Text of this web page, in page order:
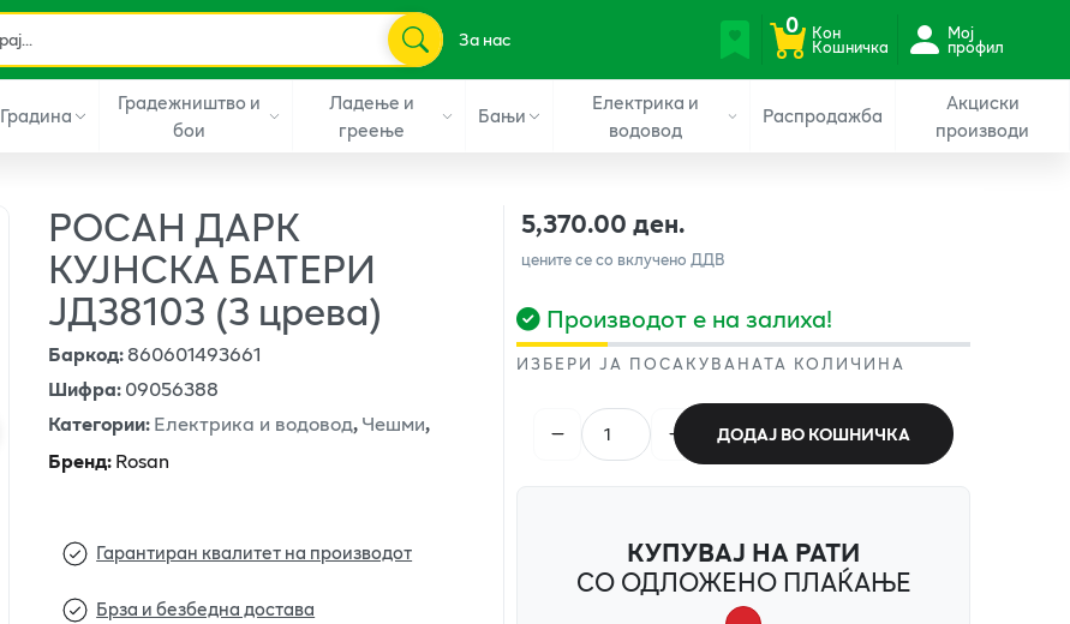
За нас 0 Кон
Кошничка
Мој
профил
Градина
Градежништво и
бои
Ладење и
греење
Бањи
Електрика и
водовод
Распродажба
Акциски
производи
РОСАН ДАРК
КУЈНСКА БАТЕРИ
ЈД38103 (3 црева)
Баркод:860601493661
Шифра:09056388
Категории:Електрика и водовод,Чешми,
Бренд:Rosan
Гарантиран квалитет на производот
Брза и безбедна достава
5,370.00 ден.
цените се со вклучено ДДВ
Производот е на залиха!
ИЗБЕРИ ЈА ПОСАКУВАНАТА КОЛИЧИНА
ДОДАЈ ВО КОШНИЧКА
КУПУВАЈ НА РАТИ
СО ОДЛОЖЕНО ПЛАЌАЊЕ